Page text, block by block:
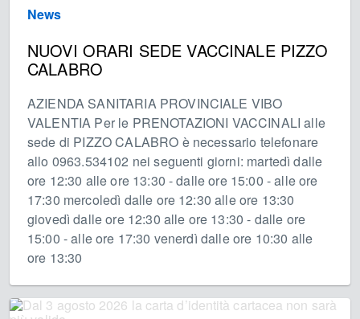
News
NUOVI ORARI SEDE VACCINALE PIZZO
CALABRO
AZIENDA SANITARIA PROVINCIALE VIBO
VALENTIA Per le PRENOTAZIONI VACCINALI alle
sede di PIZZO CALABRO è necessario telefonare
allo 0963.534102 nei seguenti giorni: martedì dalle
ore 12:30 alle ore 13:30 - dalle ore 15:00 - alle ore
17:30 mercoledì dalle ore 12:30 alle ore 13:30
giovedì dalle ore 12:30 alle ore 13:30 - dalle ore
15:00 - alle ore 17:30 venerdì dalle ore 10:30 alle
ore 13:30